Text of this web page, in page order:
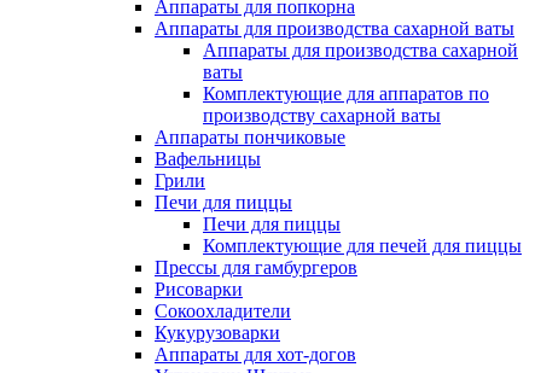
Аппараты для попкорна
Аппараты для производства сахарной ваты
Аппараты для производства сахарной
ваты
Комплектующие для аппаратов по
производству сахарной ваты
Аппараты пончиковые
Вафельницы
Грили
Печи для пиццы
Печи для пиццы
Комплектующие для печей для пиццы
Прессы для гамбургеров
Рисоварки
Сокоохладители
Кукурузоварки
Аппараты для хот-догов